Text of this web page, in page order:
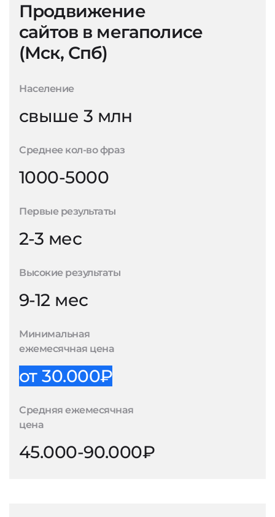
Продвижение
сайтов в мегаполисе
(Мск, Спб)
Население
свыше 3 млн
Среднее кол-во фраз
1000-5000
Первые результаты
2-3 мес
Высокие результаты
9-12 мес
Минимальная
ежемесячная цена
от 30.000₽
Средняя ежемесячная
цена
45.000-90.000₽